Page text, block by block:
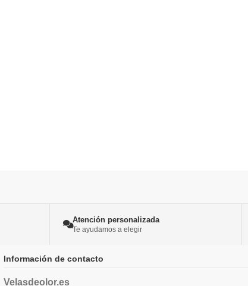
Atención personalizada
Te ayudamos a elegir
Información de contacto
Velasdeolor.es